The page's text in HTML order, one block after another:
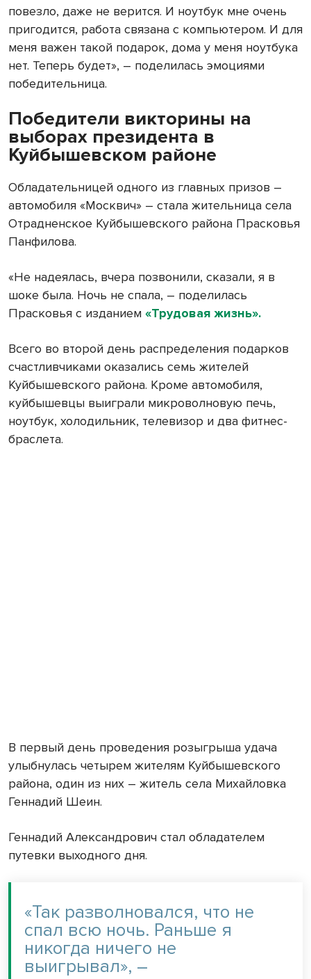
повезло, даже не верится. И ноутбук мне очень
пригодится, работа связана с компьютером. И для
меня важен такой подарок, дома у меня ноутбука
нет. Теперь будет», – поделилась эмоциями
победительница.
Победители викторины на
выборах президента в
Куйбышевском районе
Обладательницей одного из главных призов –
автомобиля «Москвич» – стала жительница села
Отрадненское Куйбышевского района Прасковья
Панфилова.
«Не надеялась, вчера позвонили, сказали, я в
шоке была. Ночь не спала, – поделилась
Прасковья с изданием «Трудовая жизнь».
Всего во второй день распределения подарков
счастливчиками оказались семь жителей
Куйбышевского района. Кроме автомобиля,
куйбышевцы выиграли микроволновую печь,
ноутбук, холодильник, телевизор и два фитнес-
браслета.
В первый день проведения розыгрыша удача
улыбнулась четырем жителям Куйбышевского
района, один из них – житель села Михайловка
Геннадий Шеин.
Геннадий Александрович стал обладателем
путевки выходного дня.
«Так разволновался, что не
спал всю ночь. Раньше я
никогда ничего не
выигрывал», –